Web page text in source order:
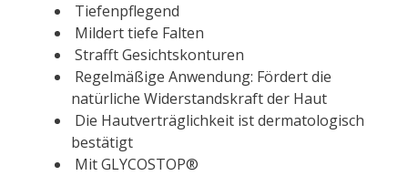
Tiefenpflegend
Mildert tiefe Falten
Strafft Gesichtskonturen
Regelmäßige Anwendung: Fördert die
natürliche Widerstandskraft der Haut
Die Hautverträglichkeit ist dermatologisch
bestätigt
Mit GLYCOSTOP®